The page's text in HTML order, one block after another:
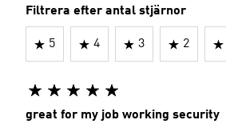
Filtrera efter antal stjärnor
5 4 3 2
great for my job working security